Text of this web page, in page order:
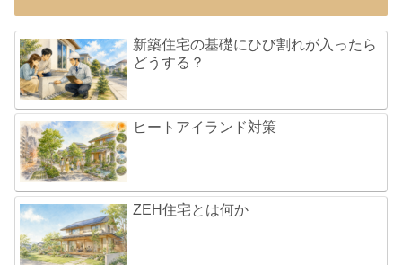
新築住宅の基礎にひび割れが入ったら
どうする？
ヒートアイランド対策
ZEH住宅とは何か